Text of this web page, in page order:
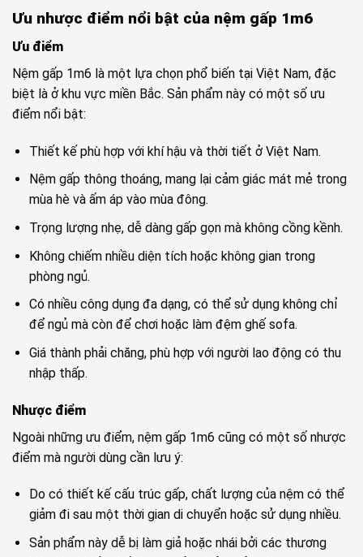
Ưu nhược điểm nổi bật của nệm gấp 1m6
Ưu điểm
Nệm gấp 1m6 là một lựa chọn phổ biến tại Việt Nam, đặc
biệt là ở khu vực miền Bắc. Sản phẩm này có một số ưu
điểm nổi bật:
Thiết kế phù hợp với khí hậu và thời tiết ở Việt Nam.
Nệm gấp thông thoáng, mang lại cảm giác mát mẻ trong
mùa hè và ấm áp vào mùa đông.
Trọng lượng nhẹ, dễ dàng gấp gọn mà không cồng kềnh.
Không chiếm nhiều diện tích hoặc không gian trong
phòng ngủ.
Có nhiều công dụng đa dạng, có thể sử dụng không chỉ
để ngủ mà còn để chơi hoặc làm đệm ghế sofa.
Giá thành phải chăng, phù hợp với người lao động có thu
nhập thấp.
Nhược điểm
Ngoài những ưu điểm, nệm gấp 1m6 cũng có một số nhược
điểm mà người dùng cần lưu ý:
Do có thiết kế cấu trúc gấp, chất lượng của nệm có thể
giảm đi sau một thời gian di chuyển hoặc sử dụng nhiều.
Sản phẩm này dễ bị làm giả hoặc nhái bởi các thương